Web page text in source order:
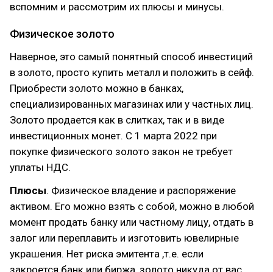
вспомним и рассмотрим их плюсы и минусы.
Физическое золото
Наверное, это самый понятный способ инвестиций
в золото, просто купить металл и положить в сейф.
Приобрести золото можно в банках,
специализированных магазинах или у частных лиц.
Золото продается как в слитках, так и в виде
инвестиционных монет. С 1 марта 2022 при
покупке физического золото закон не требует
уплаты НДС.
Плюсы. Физическое владение и распоряжение
активом. Его можно взять с собой, можно в любой
момент продать банку или частному лицу, отдать в
залог или переплавить и изготовить ювелирные
украшения. Нет риска эмитента ,т.е. если
закроется банк или биржа, золото никуда от вас